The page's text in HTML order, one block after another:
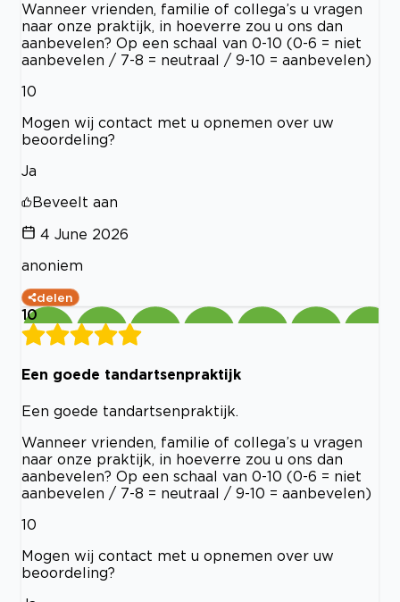
Wanneer vrienden, familie of collega’s u vragen
naar onze praktijk, in hoeverre zou u ons dan
aanbevelen? Op een schaal van 0-10 (0-6 = niet
aanbevelen / 7-8 = neutraal / 9-10 = aanbevelen)
10
Mogen wij contact met u opnemen over uw
beoordeling?
Ja
Beveelt aan
4 June 2026
anoniem
delen
10
Een goede tandartsenpraktijk
Een goede tandartsenpraktijk.
Wanneer vrienden, familie of collega’s u vragen
naar onze praktijk, in hoeverre zou u ons dan
aanbevelen? Op een schaal van 0-10 (0-6 = niet
aanbevelen / 7-8 = neutraal / 9-10 = aanbevelen)
10
Mogen wij contact met u opnemen over uw
beoordeling?